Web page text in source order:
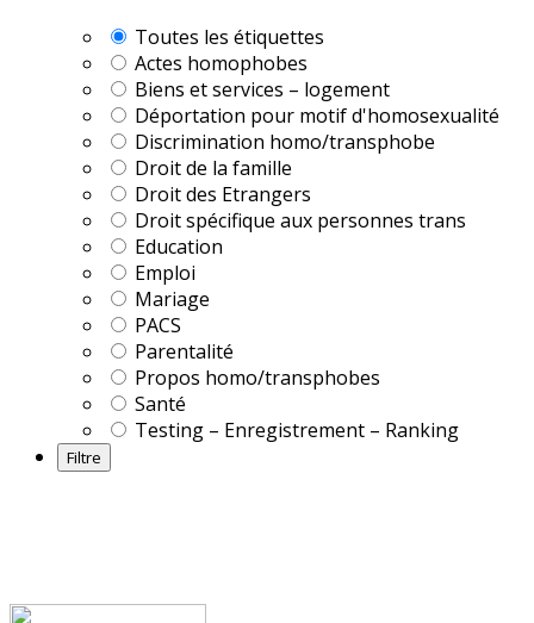
Toutes les étiquettes
Actes homophobes
Biens et services – logement
Déportation pour motif d'homosexualité
Discrimination homo/transphobe
Droit de la famille
Droit des Etrangers
Droit spécifique aux personnes trans
Education
Emploi
Mariage
PACS
Parentalité
Propos homo/transphobes
Santé
Testing – Enregistrement – Ranking